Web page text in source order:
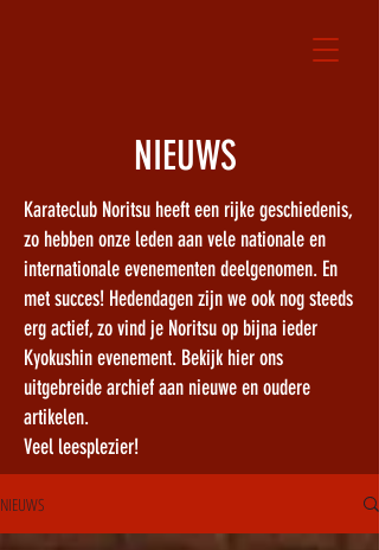
NIEUWS
Karateclub Noritsu heeft een rijke geschiedenis,
zo hebben onze leden aan vele nationale en
internationale evenementen deelgenomen. En
met succes! Hedendagen zijn we ook nog steeds
erg actief, zo vind je Noritsu op bijna ieder
Kyokushin evenement. Bekijk hier ons
uitgebreide archief aan nieuwe en oudere
artikelen.
Veel leesplezier!
NIEUWS